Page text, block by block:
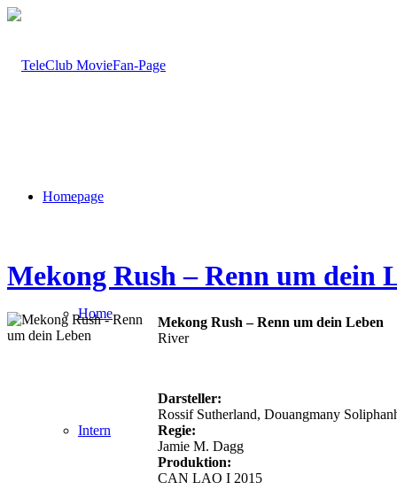
Homepage
Home
Intern
Mekong Rush – Renn um dein
Mekong Rush – Renn um dein Leben
River
Darsteller:
Rossif Sutherland, Douangmany
Regie:
Jamie M. Dagg
Produktion:
CAN LAO I 2015